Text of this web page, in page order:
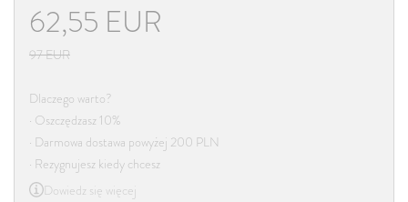
62,55 EUR
97EUR
Dlaczego warto?
· Oszczędzasz 10%
· Darmowa dostawa powyżej 200 PLN
· Rezygnujesz kiedy chcesz
Dowiedz się więcej